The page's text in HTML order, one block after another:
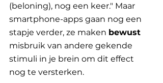
(beloning), nog een keer." Maar
smartphone-apps gaan nog een
stapje verder, ze maken bewust
misbruik van andere gekende
stimuli in je brein om dit effect
nog te versterken.